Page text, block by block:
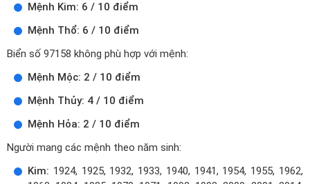
Mệnh Kim: 6 / 10 điểm
Mệnh Thổ: 6 / 10 điểm
Biển số 97158 không phù hợp với mệnh:
Mệnh Mộc: 2 / 10 điểm
Mệnh Thủy: 4 / 10 điểm
Mệnh Hỏa: 2 / 10 điểm
Người mang các mệnh theo năm sinh:
Kim: 1924, 1925, 1932, 1933, 1940, 1941, 1954, 1955, 1962,